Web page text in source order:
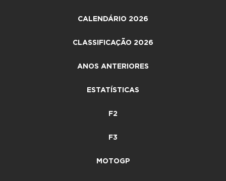
CALENDÁRIO 2026
CLASSIFICAÇÃO 2026
ANOS ANTERIORES
ESTATÍSTICAS
F2
F3
MOTOGP